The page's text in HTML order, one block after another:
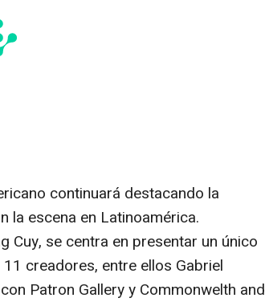
continuará destacando la
la escena en Latinoamérica.
Cuy, se centra en presentar un único
creadores, entre ellos Gabriel
Patron Gallery y Commonwelth and